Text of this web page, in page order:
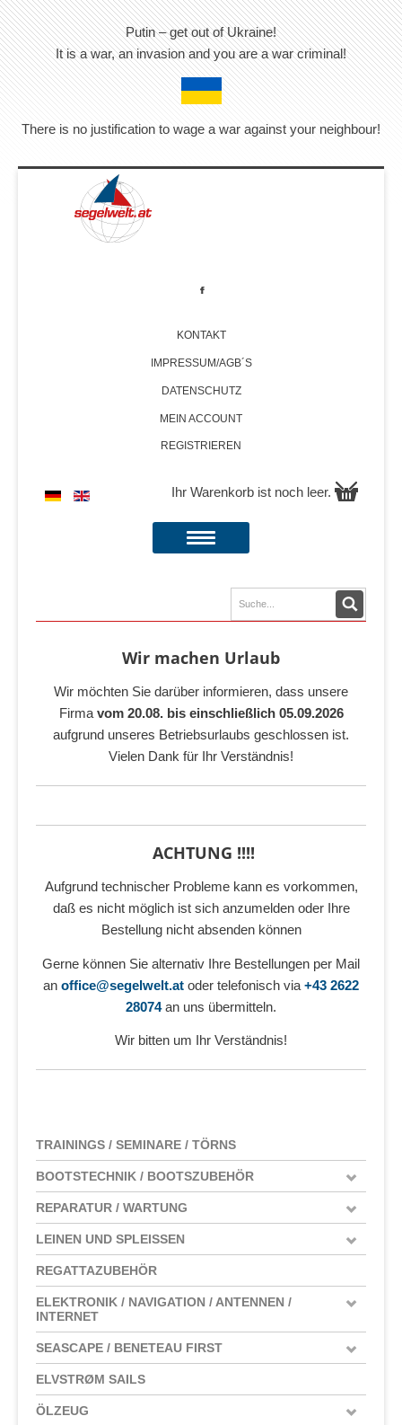
Putin – get out of Ukraine!
It is a war, an invasion and you are a war criminal!
There is no justification to wage a war against your neighbour!
KONTAKT
IMPRESSUM/AGB´S
DATENSCHUTZ
MEIN ACCOUNT
REGISTRIEREN
Ihr Warenkorb ist noch leer.
Wir machen Urlaub
Wir möchten Sie darüber informieren, dass unsere
Firma vom 20.08. bis einschließlich 05.09.2026
aufgrund unseres Betriebsurlaubs geschlossen ist.
Vielen Dank für Ihr Verständnis!
ACHTUNG !!!!
Aufgrund technischer Probleme kann es vorkommen,
daß es nicht möglich ist sich anzumelden oder Ihre
Bestellung nicht absenden können
Gerne können Sie alternativ Ihre Bestellungen per Mail
an office@segelwelt.at oder telefonisch via +43 2622
28074an uns übermitteln.
Wir bitten um Ihr Verständnis!
TRAININGS / SEMINARE / TÖRNS
BOOTSTECHNIK / BOOTSZUBEHÖR
REPARATUR / WARTUNG
LEINEN UND SPLEISSEN
REGATTAZUBEHÖR
ELEKTRONIK / NAVIGATION / ANTENNEN /
INTERNET
SEASCAPE / BENETEAU FIRST
ELVSTRØM SAILS
ÖLZEUG